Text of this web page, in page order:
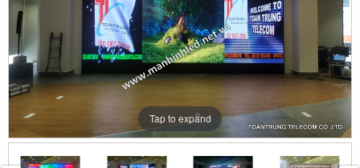
Tap to expand